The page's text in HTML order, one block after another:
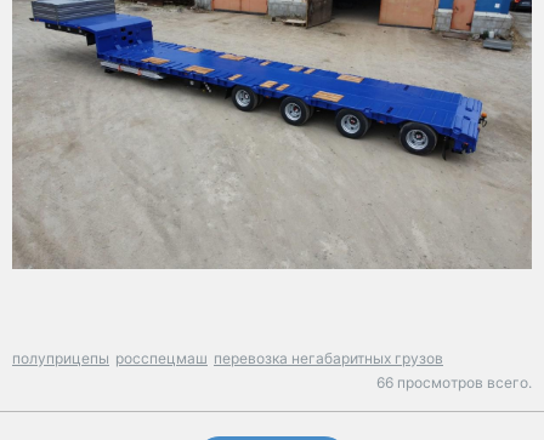
полуприцепы росспецмаш перевозка негабаритных грузов
66 просмотров всего.